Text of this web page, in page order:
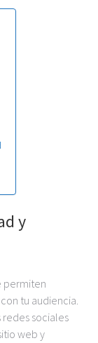
y
permiten
tu audiencia.
sociales
web y